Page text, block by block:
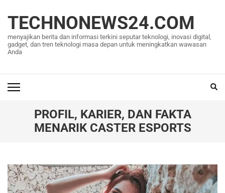
konten
(Tekan
Enter)
TECHNONEWS24.COM
menyajikan berita dan informasi terkini seputar teknologi, inovasi digital,
gadget, dan tren teknologi masa depan untuk meningkatkan wawasan
Anda
PROFIL, KARIER, DAN FAKTA
MENARIK CASTER ESPORTS